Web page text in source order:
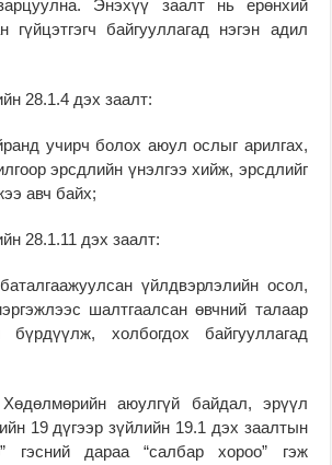
Энэхүү заалт нь ерөнхий
гүйцэтгэгч байгууллагад нэгэн адил
28.1.4 дэх заалт:
учирч болох аюул ослыг арилгах,
эрсдлийн үнэлгээ хийж, эрсдлийг
авч байх;
28.1.11 дэх заалт:
үйлдвэрлэлийн осол,
шалтгаалсан өвчний талаар
холбогдох байгууллагад
аюулгүй байдал, эрүүл
19 дүгээр зүйлийн 19.1 дэх заалтын
гэсний дараа “салбар хороо” гэж